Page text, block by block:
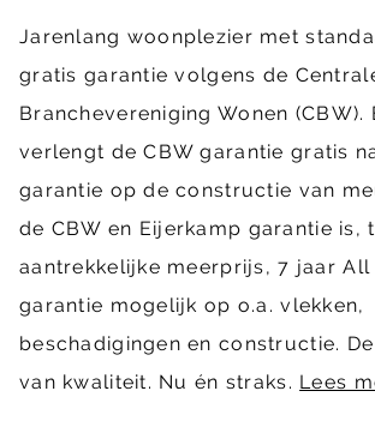
Jarenlang woonplezier met
gratis garantie volgens de
Branchevereniging Wonen (CBW).
verlengt de CBW garantie gratis
garantie op de constructie van
de CBW en Eijerkamp garantie is,
aantrekkelijke meerprijs, 7 jaar All
garantie mogelijk op o.a. vlekken,
beschadigingen en constructie.
van kwaliteit. Nu én straks. Lees